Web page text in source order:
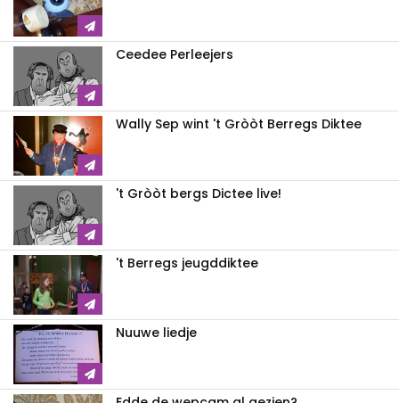
Ceedee Perleejers
Wally Sep wint 't Gròòt Berregs Diktee
't Gròòt bergs Dictee live!
't Berregs jeugddiktee
Nuuwe liedje